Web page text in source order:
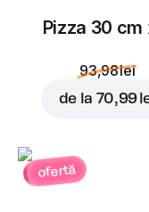
Pizza 30 cm
93,98 lei
de la 70,99
ofertă